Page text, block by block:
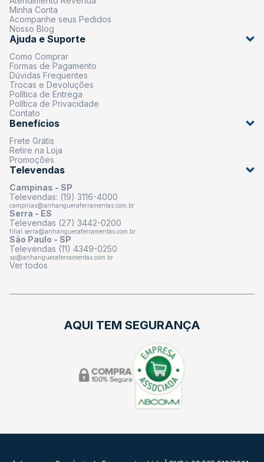
Minha Conta
Acompanhe seus Pedidos
Nosso Blog
Ajuda e Suporte
Como Comprar
Formas de Pagamento
Dúvidas Frequentes
Trocas e Devoluções
Política de Entrega
Política de Privacidade
Contato
Benefícios
Frete Grátis
Retire na Loja
Promoções
Televendas
Campinas - SP
Televendas: (19) 3116-4000
campinas@anhangueraferramentas.com.br
Serra - ES
Televendas (27) 3442-0200
filial.serra@anhangueraferramentas.com.br
São Paulo - SP
Televendas (11) 4349-0250
sp@anhangueraferramentas.com.br
Ver todos
AQUI TEM SEGURANÇA